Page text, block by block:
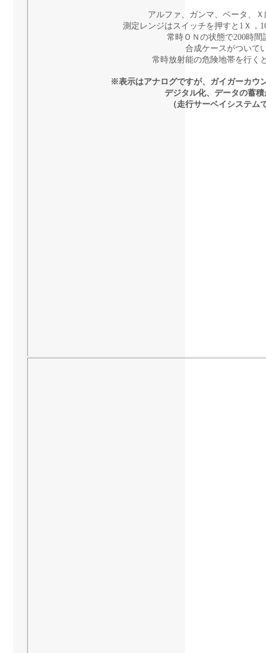
アルファ、ガンマ、ベータ、
測定レンジはスイッチを押すと1Ｘ，
常時ＯＮの状態で200時間
合成ケースがついて
常時放射能の危険地帯を行く
※表示はアナログですが、ガイガーカウ
デジタル化、データの蓄
（走行サーベイシステム